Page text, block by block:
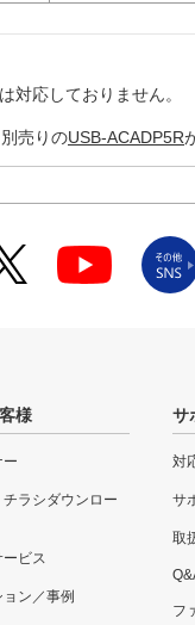
応しておりません。
売りのUSB-ACADP5R
様
ー
ラシダウンロー
ビス
ン／事例
サ
対
サ
取
フ